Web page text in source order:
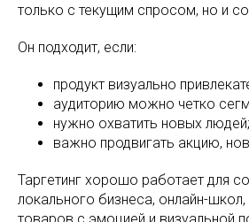
только с текущим спросом, но и
Он подходит, если:
продукт визуально
аудиторию можно четко
нужно охватить новых людей;
важно продвигать акцию,
Таргетинг хорошо работает для
локального бизнеса, онлайн-школ,